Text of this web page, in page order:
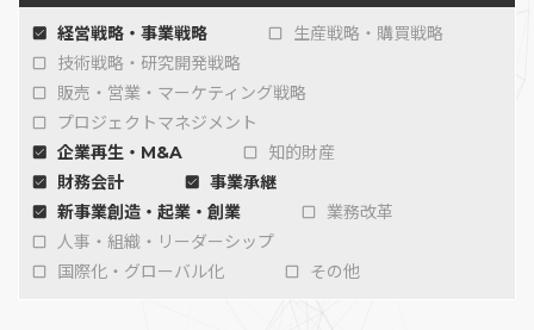
経営戦略・事業戦略
生産戦略・購買戦略
技術戦略・研究開発戦略
販売・営業・マーケティング戦略
プロジェクトマネジメント
企業再生・M&A
知的財産
財務会計
事業承継
新事業創造・起業・創業
業務改革
人事・組織・リーダーシップ
国際化・グローバル化
その他